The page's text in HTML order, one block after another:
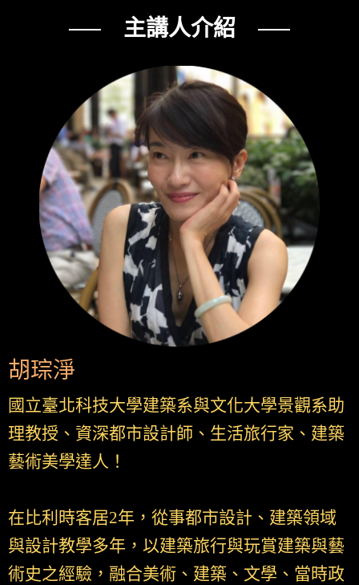
── 主講人介紹 ──
胡琮淨
國立臺北科技大學建築系與文化大學景觀系助
理教授、資深都市設計師、生活旅行家、建築
藝術美學達人！
在比利時客居2年，從事都市設計、建築領域
與設計教學多年，以建築旅行與玩賞建築與藝
術史之經驗，融合美術、建築、文學、當時政